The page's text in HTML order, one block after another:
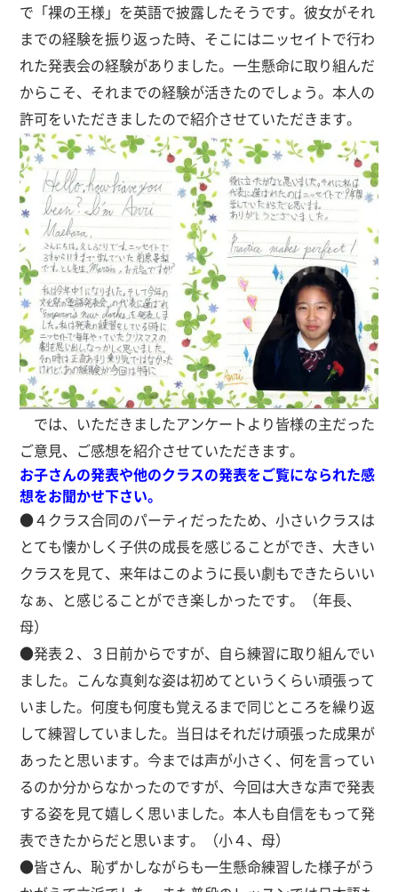
で「裸の王様」を英語で披露したそうです。彼女がそれ
までの経験を振り返った時、そこにはニッセイトで行わ
れた発表会の経験がありました。一生懸命に取り組んだ
からこそ、それまでの経験が活きたのでしょう。本人の
許可をいただきましたので紹介させていただきます。
では、いただきましたアンケートより皆様の主だった
ご意見、ご感想を紹介させていただきます。
お子さんの発表や他のクラスの発表をご覧になられた感
想をお聞かせ下さい。
●４クラス合同のパーティだったため、小さいクラスは
とても懐かしく子供の成長を感じることができ、大きい
クラスを見て、来年はこのように長い劇もできたらいい
なぁ、と感じることができ楽しかったです。（年長、
母）
●発表２、３日前からですが、自ら練習に取り組んでい
ました。こんな真剣な姿は初めてというくらい頑張って
いました。何度も何度も覚えるまで同じところを繰り返
して練習していました。当日はそれだけ頑張った成果が
あったと思います。今までは声が小さく、何を言ってい
るのか分からなかったのですが、今回は大きな声で発表
する姿を見て嬉しく思いました。本人も自信をもって発
表できたからだと思います。（小４、母）
●皆さん、恥ずかしながらも一生懸命練習した様子がう